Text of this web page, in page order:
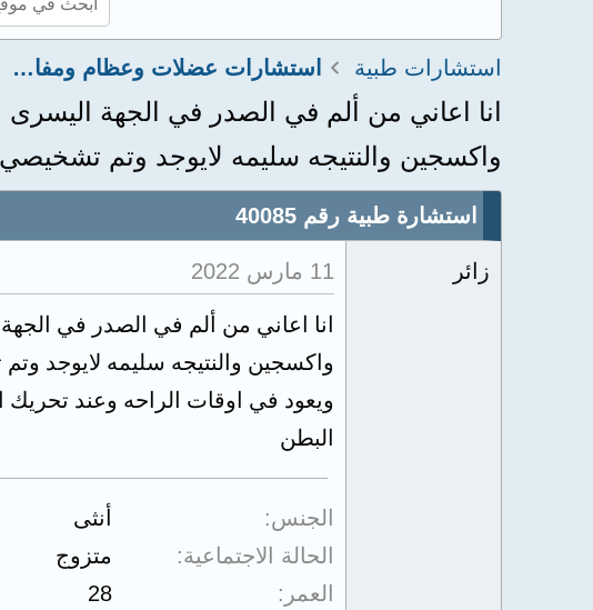
استشارات طبية استشارات عضلات وعظام ومفاصل
انا اعاني من ألم في الصدر في الجهة
واكسجين والنتيجه سليمه لايوجد وتم
استشارة طبية رقم 40085
زائر 11 مارس 2022
انا اعاني من ألم في الصدر في
واكسجين والنتيجه سليمه لايوجد
ويعود في اوقات الراحه وعند تحريك
البطن
الجنس
أنثى
الحالة الاجتماعية
متزوج
العمر
28